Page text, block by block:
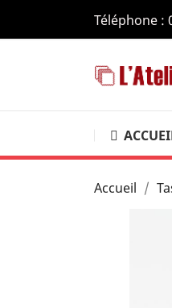
Téléphone :
Accueil